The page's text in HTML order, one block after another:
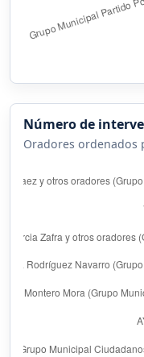
Número de
Oradores ordenados